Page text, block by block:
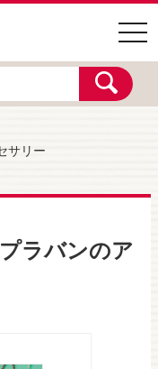
サリー
ラバンのア